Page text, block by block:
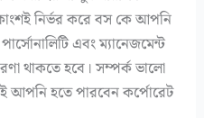
নির্ভর করে বস কে আপনি
এবং ম্যানেজমেন্ট
থাকতে হবে। সম্পর্ক ভালো
আপনি হতে পারবেন কর্পোরেট